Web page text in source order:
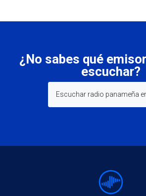
¿No sabes qué
escuchar?
Escuchar radio panameña